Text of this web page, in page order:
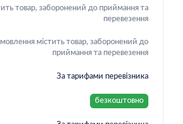
товар, заборонений до приймання та
перевезення
містить товар, заборонений до
приймання та перевезення
За тарифами перевізника
безкоштовно